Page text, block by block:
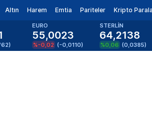
Altın Harem Emtia Pariteler Kripto
)
EURO
55,0023
%-0,02 (-0,0110)
STERLİN
64,2138
%0,06 (0,0385)